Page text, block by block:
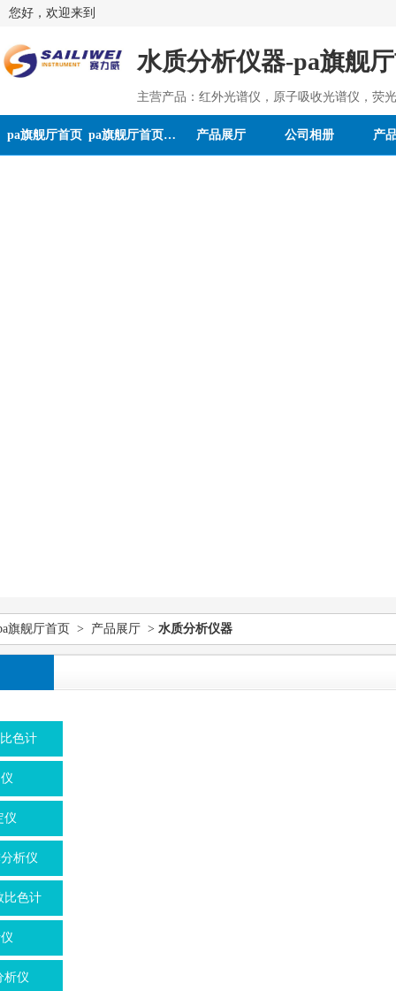
您好，欢迎来到
水质分析仪器-pa旗舰
主营产品：红外光谱仪，原子吸收光谱仪，荧
pa旗舰厅首页 pa旗舰厅首页的介绍 产品展厅 公司相册 产
旗舰厅首页 > 产品展厅 > 水质分析仪器
色计
仪
析仪
比色计
析仪